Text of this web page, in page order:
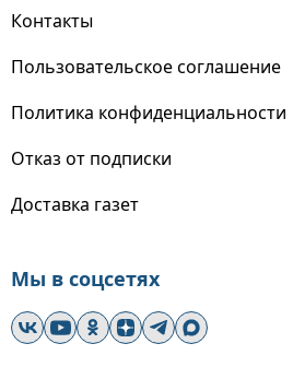
Контакты
Пользовательское соглашение
Политика конфиденциальности
Отказ от подписки
Доставка газет
Мы в соцсетях